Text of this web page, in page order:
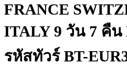
FRANCE
ITALY 9 วัน 7 คืน
รหัสทัวร์ BT-